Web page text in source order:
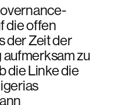
die offen
der Zeit der
zu
die Linke die